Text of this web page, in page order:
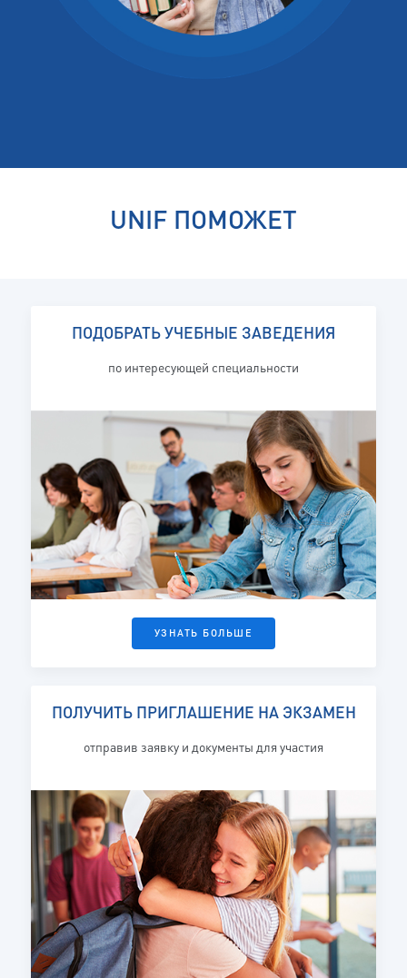
UNIF ПОМОЖЕТ
ПОДОБРАТЬ УЧЕБНЫЕ ЗАВЕДЕНИЯ
по интересующей специальности
УЗНАТЬ БОЛЬШЕ
ПОЛУЧИТЬ ПРИГЛАШЕНИЕ НА ЭКЗАМЕН
отправив заявку и документы для участия